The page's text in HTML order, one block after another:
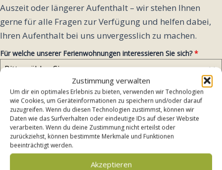
Zustimmung verwalten
Um dir ein optimales Erlebnis zu bieten, verwenden wir Technologien
wie Cookies, um Geräteinformationen zu speichern und/oder darauf
zuzugreifen. Wenn du diesen Technologien zustimmst, können wir
Daten wie das Surfverhalten oder eindeutige IDs auf dieser Website
verarbeiten. Wenn du deine Zustimmung nicht erteilst oder
zurückziehst, können bestimmte Merkmale und Funktionen
beeinträchtigt werden.
Akzeptieren
Auszeit oder längerer Aufenthalt – wir stehen Ihnen
gerne für alle Fragen zur Verfügung und helfen dabei,
Ihren Aufenthalt bei uns unvergesslich zu machen.
Für welche unserer Ferienwohnungen interessieren Sie sich?*
Bitte wählen Sie...
Anzahl Personen*
...davon Kinder